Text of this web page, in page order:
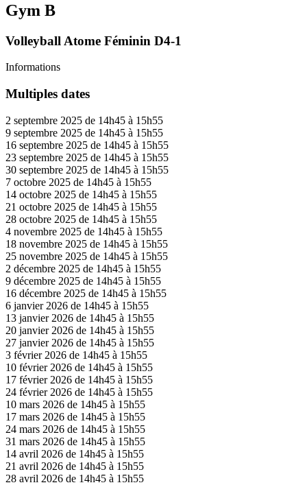
Gym B
Volleyball Atome Féminin D4-1
Informations
Multiples dates
2 septembre 2025 de 14h45 à 15h55
9 septembre 2025 de 14h45 à 15h55
16 septembre 2025 de 14h45 à 15h55
23 septembre 2025 de 14h45 à 15h55
30 septembre 2025 de 14h45 à 15h55
7 octobre 2025 de 14h45 à 15h55
14 octobre 2025 de 14h45 à 15h55
21 octobre 2025 de 14h45 à 15h55
28 octobre 2025 de 14h45 à 15h55
4 novembre 2025 de 14h45 à 15h55
18 novembre 2025 de 14h45 à 15h55
25 novembre 2025 de 14h45 à 15h55
2 décembre 2025 de 14h45 à 15h55
9 décembre 2025 de 14h45 à 15h55
16 décembre 2025 de 14h45 à 15h55
6 janvier 2026 de 14h45 à 15h55
13 janvier 2026 de 14h45 à 15h55
20 janvier 2026 de 14h45 à 15h55
27 janvier 2026 de 14h45 à 15h55
3 février 2026 de 14h45 à 15h55
10 février 2026 de 14h45 à 15h55
17 février 2026 de 14h45 à 15h55
24 février 2026 de 14h45 à 15h55
10 mars 2026 de 14h45 à 15h55
17 mars 2026 de 14h45 à 15h55
24 mars 2026 de 14h45 à 15h55
31 mars 2026 de 14h45 à 15h55
14 avril 2026 de 14h45 à 15h55
21 avril 2026 de 14h45 à 15h55
28 avril 2026 de 14h45 à 15h55